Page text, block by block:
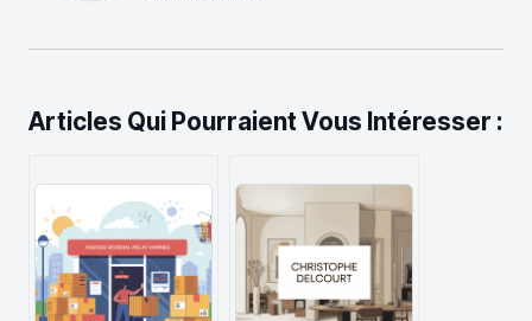
Articles Qui Pourraient Vous Intéresser :